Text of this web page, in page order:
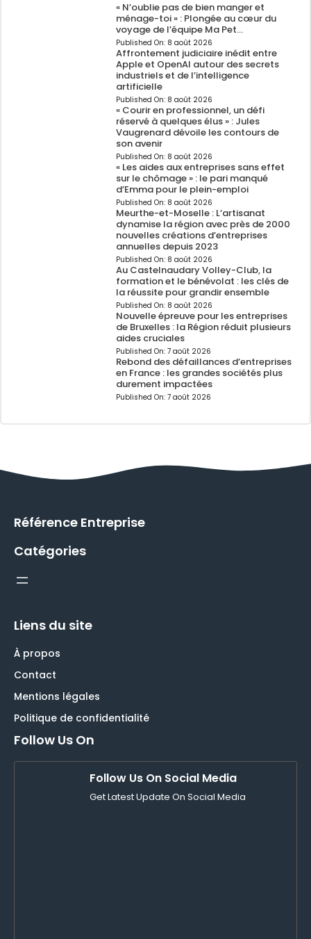
« N’oublie pas de bien manger et
ménage-toi » : Plongée au cœur du
voyage de l’équipe Ma Pet…
Published On: 8 août 2026
Affrontement judiciaire inédit entre
Apple et OpenAI autour des secrets
industriels et de l’intelligence
artificielle
Published On: 8 août 2026
« Courir en professionnel, un défi
réservé à quelques élus » : Jules
Vaugrenard dévoile les contours de
son avenir
Published On: 8 août 2026
« Les aides aux entreprises sans effet
sur le chômage » : le pari manqué
d’Emma pour le plein-emploi
Published On: 8 août 2026
Meurthe-et-Moselle : L’artisanat
dynamise la région avec près de 2000
nouvelles créations d’entreprises
annuelles depuis 2023
Published On: 8 août 2026
Au Castelnaudary Volley-Club, la
formation et le bénévolat : les clés de
la réussite pour grandir ensemble
Published On: 8 août 2026
Nouvelle épreuve pour les entreprises
de Bruxelles : la Région réduit plusieurs
aides cruciales
Published On: 7 août 2026
Rebond des défaillances d’entreprises
en France : les grandes sociétés plus
durement impactées
Published On: 7 août 2026
Référence Entreprise
Catégories
Liens du site
À propos
Contact
Mentions légales
Politique de confidentialité
Follow Us On
Follow Us On Social Media
Get Latest Update On Social Media